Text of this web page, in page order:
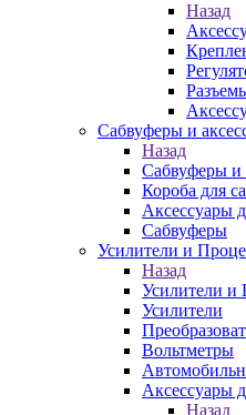
Назад
Сабвуферы и
Назад
Сабвуферы и
Короба для
Аксессуары
Сабвуферы
Усилители и
Назад
Усилители и
Усилители
Вольтметры
Аксессуары
Назад